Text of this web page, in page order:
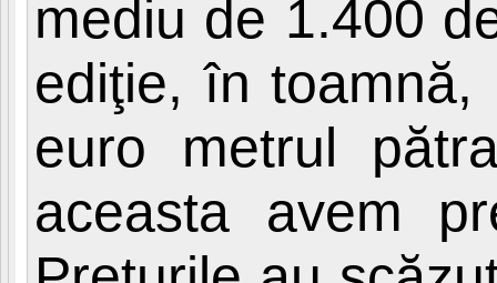
mediu de 1.400
ediţie, în
euro metrul
aceasta avem